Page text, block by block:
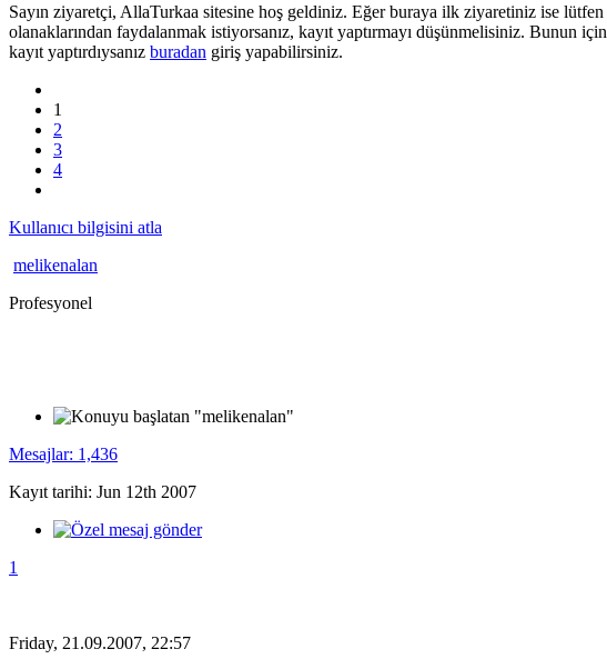
Sayın ziyaretçi, AllaTurkaa sitesine hoş geldiniz. Eğer buraya ilk ziyaretiniz ise lütfen
olanaklarından faydalanmak istiyorsanız, kayıt yaptırmayı düşünmelisiniz. Bunun için
kayıt yaptırdıysanız buradan giriş yapabilirsiniz.
1
2
3
4
Kullanıcı bilgisini atla
melikenalan
Profesyonel
Mesajlar: 1,436
Kayıt tarihi: Jun 12th 2007
1
Friday, 21.09.2007, 22:57